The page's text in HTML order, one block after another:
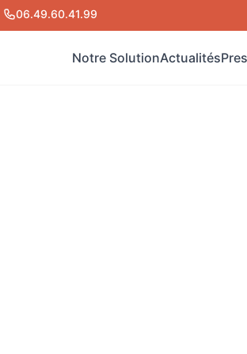
06.49.60.41.99
Notre SolutionActualités